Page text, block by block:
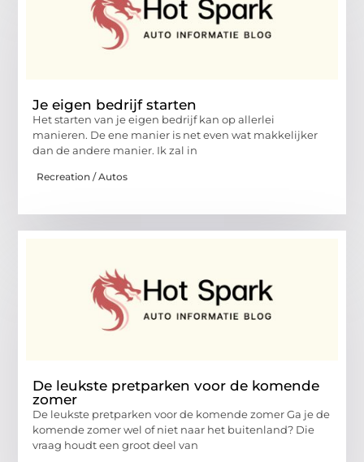
Je eigen bedrijf starten
Het starten van je eigen bedrijf kan op allerlei
manieren. De ene manier is net even wat makkelijker
dan de andere manier. Ik zal in
Recreation / Autos
De leukste pretparken voor de komende
zomer
De leukste pretparken voor de komende zomer Ga je de
komende zomer wel of niet naar het buitenland? Die
vraag houdt een groot deel van